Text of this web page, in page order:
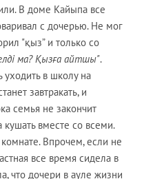
В доме Кайыпа все
с дочерью. Не мог
"қыз” и только со
ма? Қызға айтшы".
в школу на
завтракать, и
семья не закончит
вместе со всеми.
Впрочем, если не
все время сидела в
что дочери в ауле жизни